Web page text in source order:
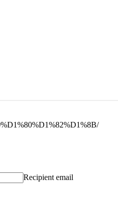
Recipient email